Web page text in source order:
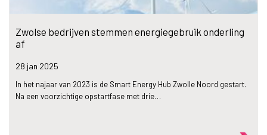
Zwolse bedrijven stemmen energiegebruik onderling
af
28 jan 2025
In het najaar van 2023 is de Smart Energy Hub Zwolle Noord gestart.
Na een voorzichtige opstartfase met drie…